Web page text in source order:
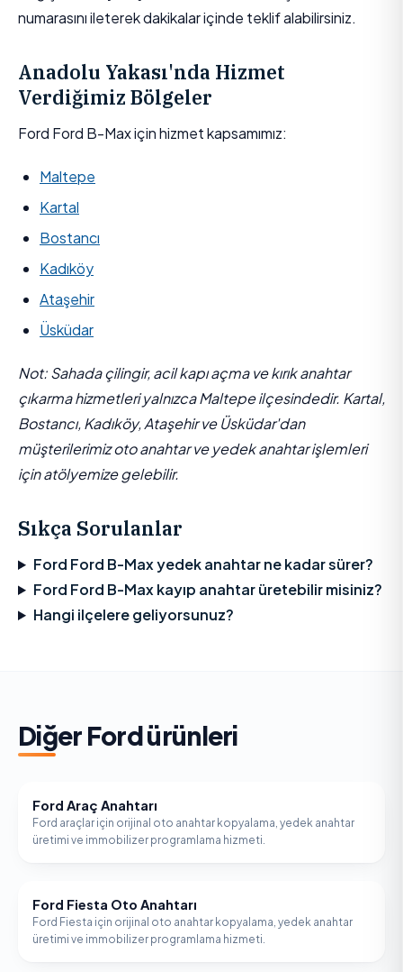
numarasını ileterek dakikalar içinde teklif alabilirsiniz.
Anadolu Yakası'nda Hizmet
Verdiğimiz Bölgeler
Ford Ford B-Max için hizmet kapsamımız:
Maltepe
Kartal
Bostancı
Kadıköy
Ataşehir
Üsküdar
Not: Sahada çilingir, acil kapı açma ve kırık anahtar
çıkarma hizmetleri yalnızca Maltepe ilçesindedir. Kartal,
Bostancı, Kadıköy, Ataşehir ve Üsküdar'dan
müşterilerimiz oto anahtar ve yedek anahtar işlemleri
için atölyemize gelebilir.
Sıkça Sorulanlar
Ford Ford B-Max yedek anahtar ne kadar sürer?
Ford Ford B-Max kayıp anahtar üretebilir misiniz?
Hangi ilçelere geliyorsunuz?
Diğer Fordürünleri
FORD
Ford Araç Anahtarı
Ford araçlar için orijinal oto anahtar kopyalama, yedek anahtar
üretimi ve immobilizer programlama hizmeti.
FORD
Ford Fiesta Oto Anahtarı
Ford Fiesta için orijinal oto anahtar kopyalama, yedek anahtar
üretimi ve immobilizer programlama hizmeti.